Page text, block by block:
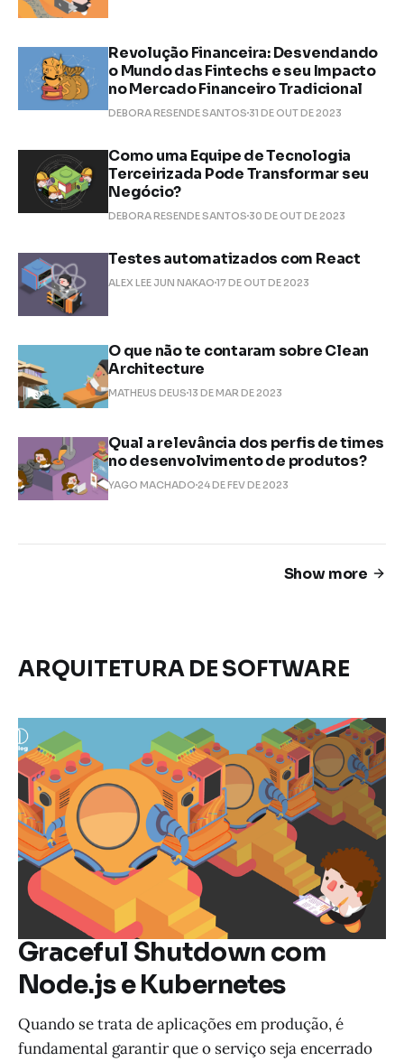
Revolução Financeira: Desvendando
o Mundo das Fintechs e seu Impacto
no Mercado Financeiro Tradicional
DEBORA RESENDE SANTOS 31 DE OUT DE 2023
Como uma Equipe de Tecnologia
Terceirizada Pode Transformar seu
Negócio?
DEBORA RESENDE SANTOS 30 DE OUT DE 2023
Testes automatizados com React
ALEX LEE JUN NAKAO 17 DE OUT DE 2023
O que não te contaram sobre Clean
Architecture
MATHEUS DEUS 13 DE MAR DE 2023
Qual a relevância dos perfis de times
no desenvolvimento de produtos?
YAGO MACHADO 24 DE FEV DE 2023
Show more
ARQUITETURA DE SOFTWARE
Graceful Shutdown com
Node.js e Kubernetes
Quando se trata de aplicações em produção, é
fundamental garantir que o serviço seja encerrado